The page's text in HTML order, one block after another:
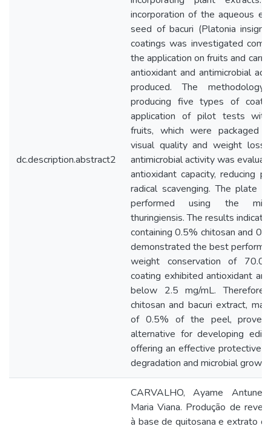
dc.description.abstract2
incorporation of the aqueous
seed of bacuri (Platonia
coatings was investigated
the application on fruits and
antioxidant and antimicrobial
produced. The
producing five types of
application of pilot tests with
fruits, which were packaged
visual quality and weight loss.
antimicrobial activity was
antioxidant capacity, reducing
radical scavenging. The plate
performed using the
thuringiensis. The results
containing 0.5% chitosan and
demonstrated the best
weight conservation of
coating exhibited antioxidant
below 2.5 mg/mL.
chitosan and bacuri extract,
of 0.5% of the peel,
alternative for developing
offering an effective protective
degradation and microbial
CARVALHO, Ayame
Maria Viana. Produção de
à base de quitosana e extrato